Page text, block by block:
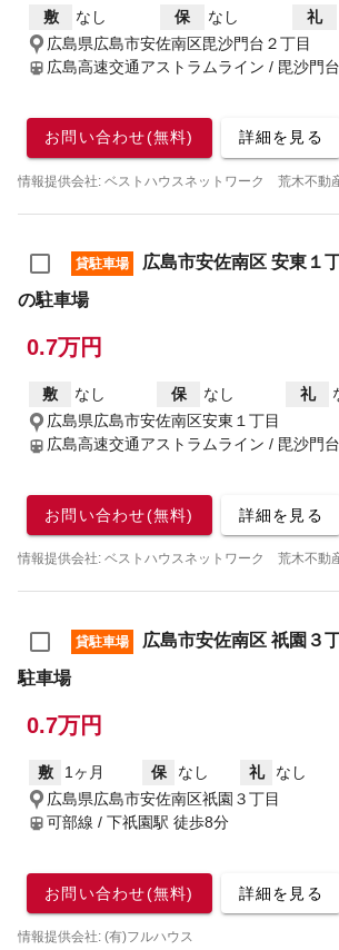
敷 なし 保 なし 礼
広島県広島市安佐南区毘沙門台２丁目
広島高速交通アストラムライン / 毘沙門
お問い合わせ(無料) 詳細を見る
情報提供会社: ベストハウスネットワーク 荒木不動
貸駐車場
広島市安佐南区 安東１
の駐車場
0.7万円
敷 なし 保 なし 礼
広島県広島市安佐南区安東１丁目
広島高速交通アストラムライン / 毘沙門
お問い合わせ(無料) 詳細を見る
情報提供会社: ベストハウスネットワーク 荒木不動
貸駐車場
広島市安佐南区 祇園３
駐車場
0.7万円
敷 1ヶ月 保 なし 礼
なし
広島県広島市安佐南区祇園３丁目
可部線 / 下祇園駅 徒歩8分
お問い合わせ(無料) 詳細を見る
情報提供会社: (有)フルハウス